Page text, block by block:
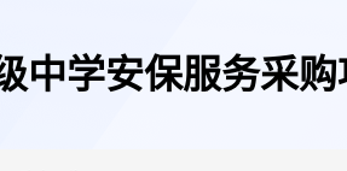
中学安保服务采